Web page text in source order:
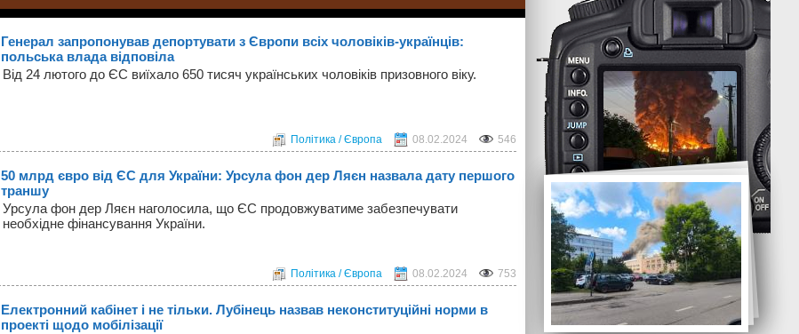
Генерал запропонував депортувати з Європи всіх чоловіків-українців:
польська влада відповіла
Від 24 лютого до ЄС виїхало 650 тисяч українських чоловіків призовного віку.
Політика / Європа 08.02.2024 546
50 млрд євро від ЄС для України: Урсула фон дер Ляєн назвала дату першого
траншу
Урсула фон дер Ляєн наголосила, що ЄС продовжуватиме забезпечувати
необхідне фінансування України.
Політика / Європа 08.02.2024 753
Електронний кабінет і не тільки. Лубінець назвав неконституційні норми в
проекті щодо мобілізації